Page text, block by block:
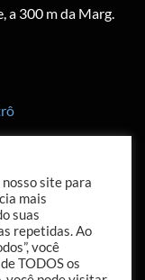
a 300 m da Marg.
site para
mais
suas
repetidas. Ao
você
TODOS os